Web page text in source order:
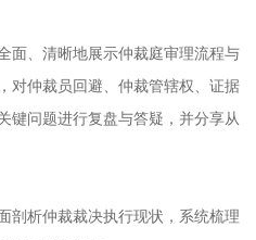
面、清晰地展示仲裁庭审理流程与
对仲裁员回避、仲裁管辖权、证据
键问题进行复盘与答疑，并分享从
剖析仲裁裁决执行现状，系统梳理